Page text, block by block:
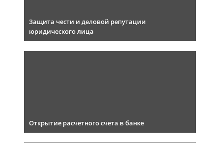
Защита чести и деловой репутации
юридического лица
Открытие расчетного счета в банке